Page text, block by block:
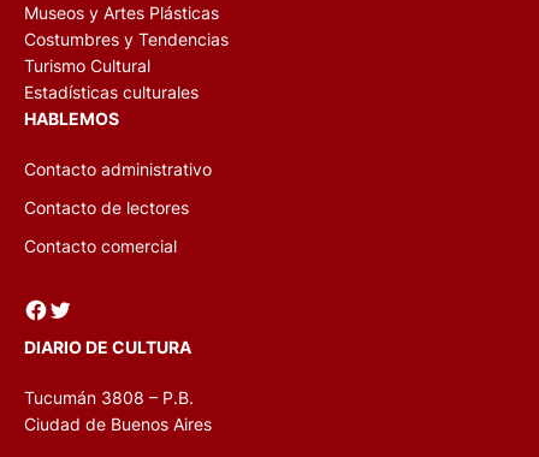
Museos y Artes Plásticas
Costumbres y Tendencias
Turismo Cultural
Estadísticas culturales
HABLEMOS
Contacto administrativo
Contacto de lectores
Contacto comercial
Facebook Twitter
DIARIO DE CULTURA
Tucumán 3808 – P.B.
Ciudad de Buenos Aires